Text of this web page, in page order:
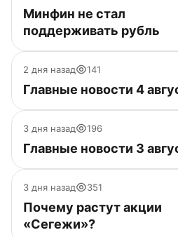
Минфин не стал
поддерживать рубль
2 дня назад 141
Главные новости 4
3 дня назад 196
Главные новости 3
3 дня назад 351
Почему растут акции
«Сегежи»?